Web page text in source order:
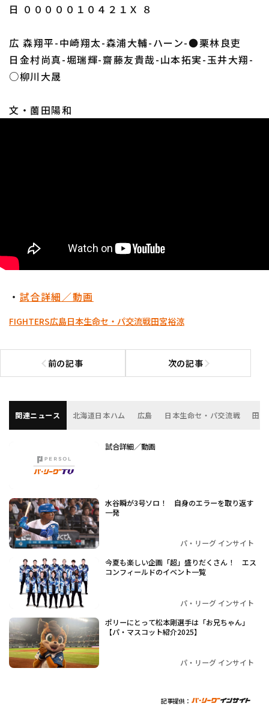
日 ０００００１０４２１Ｘ ８
広 森翔平-中崎翔太-森浦大輔-ハーン-●栗林良吏
日金村尚真-堀瑞輝-齋藤友貴哉-山本拓実-玉井大翔-
○柳川大晟
文・薗田陽和
・ 試合詳細／動画
FIGHTERS広島日本生命セ・パ交流戦田宮裕涼
前の記事
前の記事へ 次の記事次の記事へ
関連ニュース 北海道日本ハム 広島 日本生命セ・パ交流戦 田
試合詳細／動画
水谷瞬が3号ソロ！ 自身のエラーを取り返す
一発
パ・リーグ インサイト
今夏も楽しい企画「超」盛りだくさん！ エス
コンフィールドのイベント一覧
パ・リーグ インサイト
ポリーにとって松本剛選手は「お兄ちゃん」
【パ・マスコット紹介2025】
パ・リーグ インサイト
記事提供：